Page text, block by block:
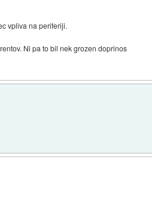
vpliva na periferiji.
Ni pa to bil nek grozen doprinos